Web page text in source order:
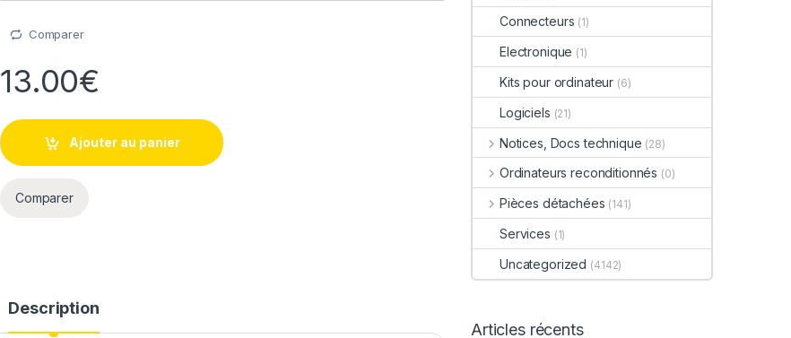
Comparer
13.00€
Ajouter au panier
Comparer
Description
Connecteurs (1)
Electronique (1)
Kits pour ordinateur (6)
Logiciels (21)
Notices, Docs technique (28)
Ordinateurs reconditionnés (0)
Pièces détachées (141)
Services (1)
Uncategorized (4142)
Articles récents